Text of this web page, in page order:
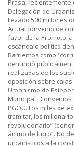
Prasa,
Delegación de
llevado 500 millones
Actual convenio de
favor de la
escándalo político
Barrientos como
denunció
realizadas de los
oposición sobre
Urbanismo de
Municipal ,
PGOU. Los miles de
tramitar, los
revolucionario”
ánimo de lucro”. No
urbanísticos a la